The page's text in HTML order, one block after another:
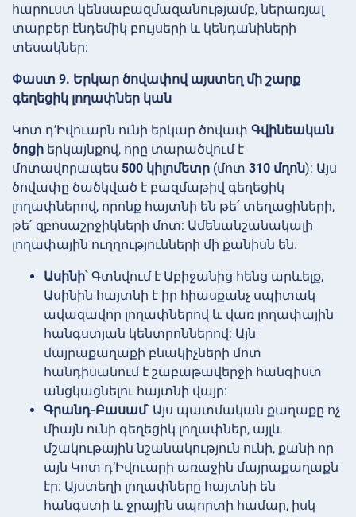
հարուստ կենսաբազմազանությամբ, ներառյալ
տարբեր էնդեմիկ բույսերի և կենդանիների
տեսակներ:
Փաստ 9. Երկար ծովափով այստեղ մի շարք
գեղեցիկ լողափներ կան
Կոտ դ’Իվուարն ունի երկար ծովափ Գվինեական
ծոցի երկայնքով, որը տարածվում է
մոտավորապես 500 կիլոմետր (մոտ 310 մղոն): Այս
ծովափը ծածկված է բազմաթիվ գեղեցիկ
լողափներով, որոնք հայտնի են թե՛ տեղացիների,
թե՛ զբոսաշրջիկների մոտ: Ամենանշանակալի
լողափային ուղղությունների մի քանիսն են.
Ասինի՝ Գտնվում է Աբիջանից հենց արևելք,
Ասինին հայտնի է իր հիասքանչ սպիտակ
ավազավոր լողափներով և վառ լողափային
հանգստյան կենտրոններով: Այն
մայրաքաղաքի բնակիչների մոտ
հանդիսանում է շաբաթավերջի հանգիստ
անցկացնելու հայտնի վայր:
Գրանդ-Բասամ՝ Այս պատմական քաղաքը ոչ
միայն ունի գեղեցիկ լողափներ, այլև
մշակութային նշանակություն ունի, քանի որ
այն Կոտ դ’Իվուարի առաջին մայրաքաղաքն
էր: Այստեղի լողափները հայտնի են
հանգստի և ջրային սպորտի համար, իսկ